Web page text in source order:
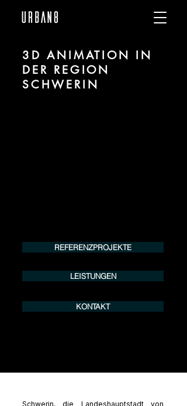
3D ANIMATION IN
DER REGION
SCHWERIN
REFERENZPROJEKTE
LEISTUNGEN
KONTAKT
Schwerin, die Landeshauptstadt von